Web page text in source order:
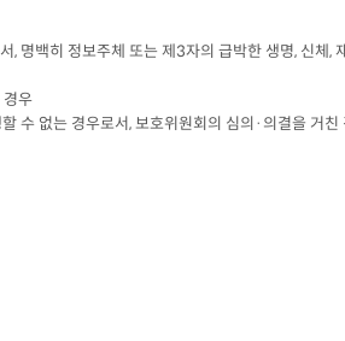
명백히 정보주체 또는 제3자의 급박한 생명, 신체,
경우
수 없는 경우로서, 보호위원회의 심의·의결을 거친